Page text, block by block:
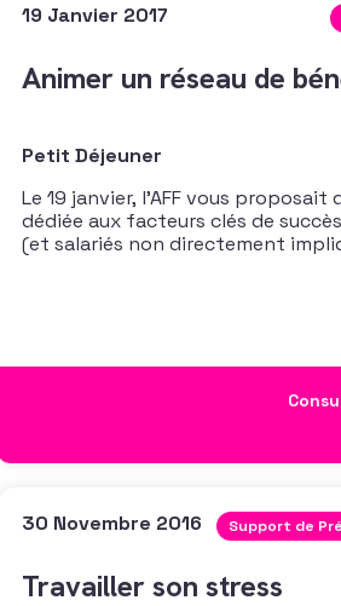
19 Janvier 2017
Animer un réseau de
Petit Déjeuner
Le 19 janvier, l’AFF vous
dédiée aux facteurs clés de
(et salariés non directement
30 Novembre 2016 Support de
Travailler son stress